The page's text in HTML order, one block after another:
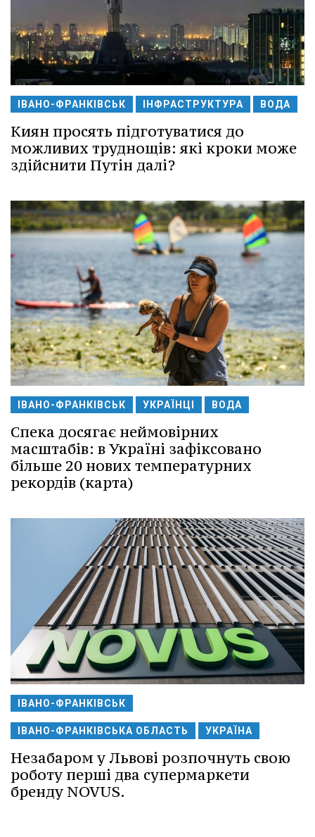
ІВАНО-ФРАНКІВСЬК ІНФРАСТРУКТУРА ВОДА
Киян просять підготуватися до
можливих труднощів: які кроки може
здійснити Путін далі?
ІВАНО-ФРАНКІВСЬК УКРАЇНЦІ ВОДА
Спека досягає неймовірних
масштабів: в Україні зафіксовано
більше 20 нових температурних
рекордів (карта)
ІВАНО-ФРАНКІВСЬК
ІВАНО-ФРАНКІВСЬКА ОБЛАСТЬ УКРАЇНА
Незабаром у Львові розпочнуть свою
роботу перші два супермаркети
бренду NOVUS.